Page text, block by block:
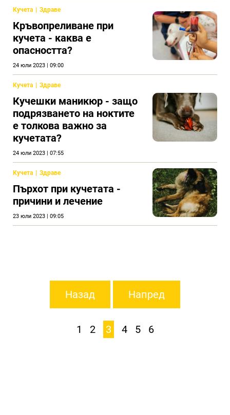
Кучета Здраве
Кръвопреливане при
кучета - каква е
опасността?
24 юли 2023 | 09:00
Кучета Здраве
Кучешки маникюр - защо
подрязването на ноктите
е толкова важно за
кучетата?
24 юли 2023 | 07:55
Кучета Здраве
Пърхот при кучетата -
причини и лечение
23 юли 2023 | 09:05
Назад Напред
1 2 3 4 5 6